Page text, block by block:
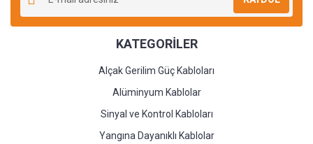
KATEGORİLER
Alçak Gerilim Güç Kabloları
Alüminyum Kablolar
Sinyal ve Kontrol Kabloları
Yangına Dayanıklı Kablolar